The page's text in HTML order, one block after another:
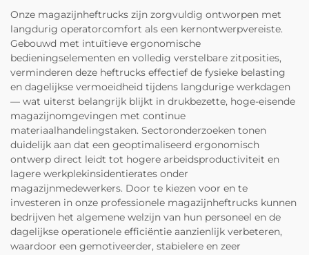
Onze magazijnheftrucks zijn zorgvuldig ontworpen met
langdurig operatorcomfort als een kernontwerpvereiste.
Gebouwd met intuïtieve ergonomische
bedieningselementen en volledig verstelbare zitposities,
verminderen deze heftrucks effectief de fysieke belasting
en dagelijkse vermoeidheid tijdens langdurige werkdagen
— wat uiterst belangrijk blijkt in drukbezette, hoge-eisende
magazijnomgevingen met continue
materiaalhandelingstaken. Sectoronderzoeken tonen
duidelijk aan dat een geoptimaliseerd ergonomisch
ontwerp direct leidt tot hogere arbeidsproductiviteit en
lagere werkplekinsidentierates onder
magazijnmedewerkers. Door te kiezen voor en te
investeren in onze professionele magazijnheftrucks kunnen
bedrijven het algemene welzijn van hun personeel en de
dagelijkse operationele efficiëntie aanzienlijk verbeteren,
waardoor een gemotiveerder, stabielere en zeer